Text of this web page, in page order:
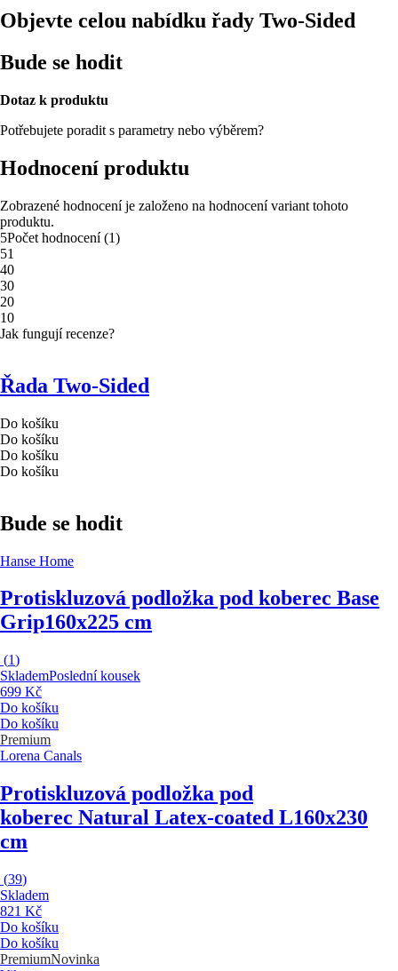
Objevte celou nabídku řady Two-Sided
Bude se hodit
Dotaz k produktu
Potřebujete poradit s parametry nebo výběrem?
Hodnocení produktu
Zobrazené hodnocení je založeno na hodnocení variant tohoto
produktu.
5Počet hodnocení(1)
51
40
30
20
10
Jak fungují recenze?
Řada Two-Sided
Do košíku
Do košíku
Do košíku
Do košíku
Bude se hodit
Hanse Home
Protiskluzová podložka pod koberec Base
Grip160x225 cm
(1)
SklademPoslední kousek
699 Kč
Do košíku
Do košíku
Premium
Lorena Canals
Protiskluzová podložka pod
koberec Natural Latex-coated L160x230
cm
(39)
Skladem
821 Kč
Do košíku
Do košíku
PremiumNovinka